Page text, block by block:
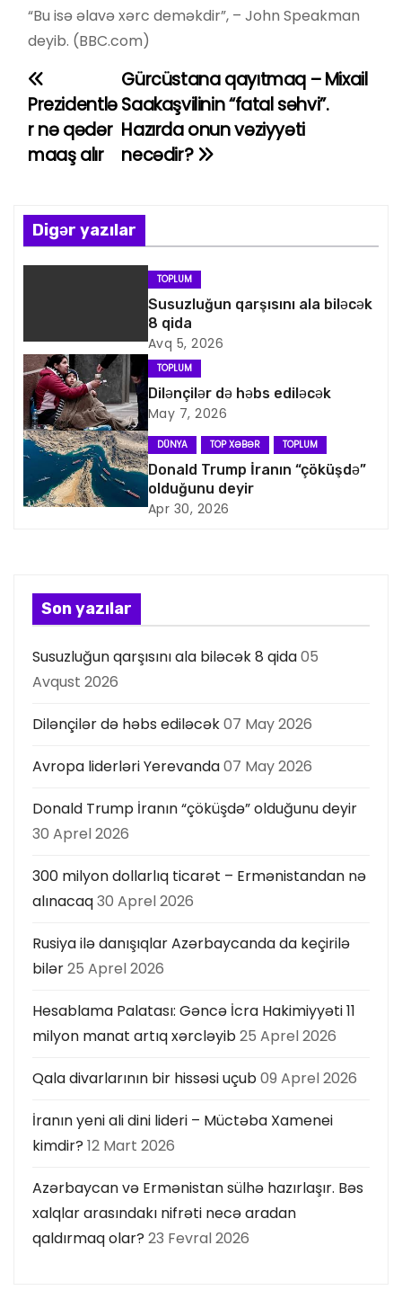
“Bu isə əlavə xərc deməkdir”, – John Speakman
deyib. (BBC.com)
Y
a
z
n
a
i
q
a
s
i
s
ı
Gürcüstana qayıtmaq – Mixail
Saakaşvilinin “fatal səhvi”.
Hazırda onun vəziyyəti
necədir?
Prezidentlə
r nə qədər
maaş alır
Digər yazılar
TOPLUM
Susuzluğun qarşısını ala biləcək
8 qida
Avq 5, 2026
TOPLUM
Dilənçilər də həbs ediləcək
May 7, 2026
DÜNYA TOP XƏBƏR TOPLUM
Donald Trump İranın “çöküşdə”
olduğunu deyir
Apr 30, 2026
Son yazılar
Susuzluğun qarşısını ala biləcək 8 qida05
Avqust 2026
Dilənçilər də həbs ediləcək07 May 2026
Avropa liderləri Yerevanda07 May 2026
Donald Trump İranın “çöküşdə” olduğunu deyir
30 Aprel 2026
300 milyon dollarlıq ticarət – Ermənistandan nə
alınacaq30 Aprel 2026
Rusiya ilə danışıqlar Azərbaycanda da keçirilə
bilər25 Aprel 2026
Hesablama Palatası: Gəncə İcra Hakimiyyəti 11
milyon manat artıq xərcləyib25 Aprel 2026
Qala divarlarının bir hissəsi uçub09 Aprel 2026
İranın yeni ali dini lideri – Müctəba Xamenei
kimdir? 12 Mart 2026
Azərbaycan və Ermənistan sülhə hazırlaşır. Bəs
xalqlar arasındakı nifrəti necə aradan
qaldırmaq olar? 23 Fevral 2026